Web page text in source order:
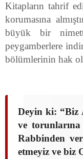
Kitapların tahrif
korumasına
büyük bir
peygamberlere
bölümlerinin hak
Deyin ki: “Biz
ve
Rabbinden
etmeyiz ve biz